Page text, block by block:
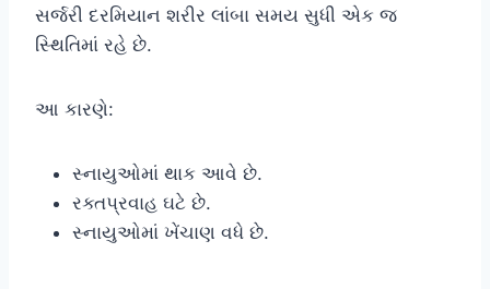
સર્જરી દરમિયાન શરીર લાંબા સમય સુધી એક જ
સ્થિતિમાં રહે છે.
આ કારણે:
સ્નાયુઓમાં થાક આવે છે.
રક્તપ્રવાહ ઘટે છે.
સ્નાયુઓમાં ખેંચાણ વધે છે.